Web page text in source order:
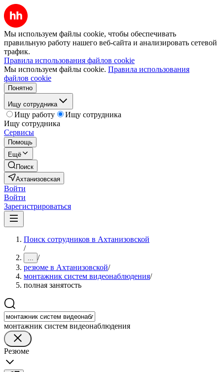
Мы используем файлы cookie, чтобы обеспечивать
правильную работу нашего веб-сайта и анализировать сетевой
трафик.
Правила использования файлов cookie
Мы используем файлы cookie. Правила использования
файлов cookie
Понятно
Ищу сотрудника
Ищу работу
Ищу сотрудника
Ищу сотрудника
Сервисы
Помощь
Ещё
Поиск
Ахтанизовская
Войти
Войти
Зарегистрироваться
Поиск сотрудников в Ахтанизовской
/
... /
резюме в Ахтанизовской/
монтажник систем видеонаблюдения/
полная занятость
монтажник систем видеонаблюдения
Резюме